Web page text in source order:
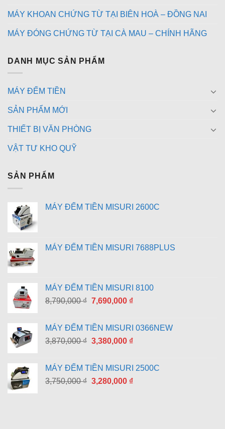
MÁY KHOAN CHỨNG TỪ TẠI BIÊN HOÀ – ĐỒNG NAI
MÁY ĐÓNG CHỨNG TỪ TẠI CÀ MAU – CHÍNH HÃNG
DANH MỤC SẢN PHẨM
MÁY ĐẾM TIỀN
SẢN PHẨM MỚI
THIẾT BỊ VĂN PHÒNG
VẬT TƯ KHO QUỸ
SẢN PHẨM
MÁY ĐẾM TIỀN MISURI 2600C
MÁY ĐẾM TIỀN MISURI 7688PLUS
MÁY ĐẾM TIỀN MISURI 8100
8,790,000₫ Giá
là:
8,790,000 ₫.
7,690,000 ₫Giá
là:
7,690,000 ₫.
MÁY ĐẾM TIỀN MISURI 0366NEW
3,870,000₫ Giá
là:
3,870,000 ₫.
3,380,000 ₫Giá
là:
3,380,000 ₫.
MÁY ĐẾM TIỀN MISURI 2500C
3,750,000₫ Giá
3,280,000 ₫Giá